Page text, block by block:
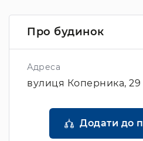
Про будинок
Адреса
вулиця Коперника, 29
Додати до